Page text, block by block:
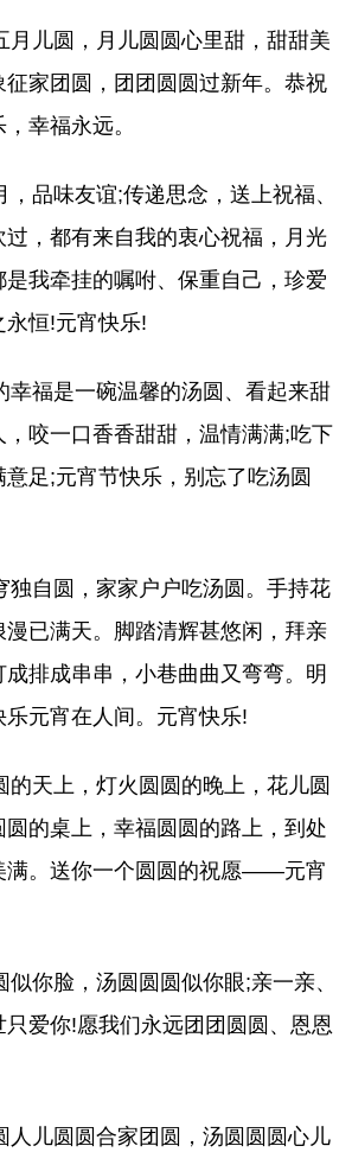
月儿圆，月儿圆圆心里甜，甜甜美
征家团圆，团团圆圆过新年。恭祝
幸福永远。
，品味友谊;传递思念，送上祝福、
过，都有来自我的衷心祝福，月光
我牵挂的嘱咐、保重自己，珍爱
恒!元宵快乐!
幸福是一碗温馨的汤圆、看起来甜
咬一口香香甜甜，温情满满;吃下
足;元宵节快乐，别忘了吃汤圆
独自圆，家家户户吃汤圆。手持花
已满天。脚踏清辉甚悠闲，拜亲
排成串串，小巷曲曲又弯弯。明
乐元宵在人间。元宵快乐!
的天上，灯火圆圆的晚上，花儿圆
圆的桌上，幸福圆圆的路上，到处
满。送你一个圆圆的祝愿——元宵
似你脸，汤圆圆圆似你眼;亲一亲、
爱你!愿我们永远团团圆圆、恩恩
人儿圆圆合家团圆，汤圆圆圆心儿